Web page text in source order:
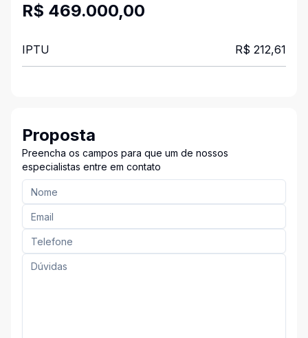
R$ 469.000,00
IPTU R$ 212,61
Proposta
Preencha os campos para que um de nossos
especialistas entre em contato